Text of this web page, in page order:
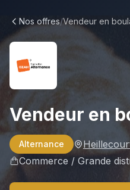
Nos offres/Vendeur en
Vendeur en
Alternance
Commerce / Grande